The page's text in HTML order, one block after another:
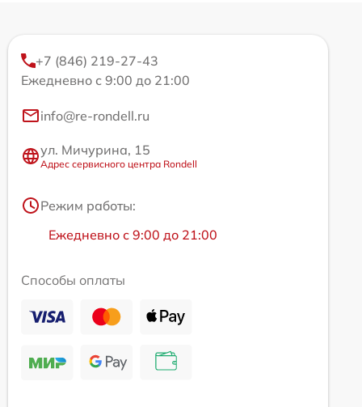
+7 (846) 219-27-43
Ежедневно с 9:00 до 21:00
info@re-rondell.ru
ул. Мичурина, 15
Адрес сервисного центра Rondell
Режим работы:
Ежедневно с 9:00 до 21:00
Способы оплаты